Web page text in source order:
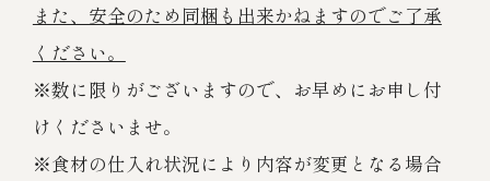
また、安全のため同梱も出来かねますのでご了承
ください。
※数に限りがございますので、お早めにお申し付
けくださいませ。
※食材の仕入れ状況により内容が変更となる場合